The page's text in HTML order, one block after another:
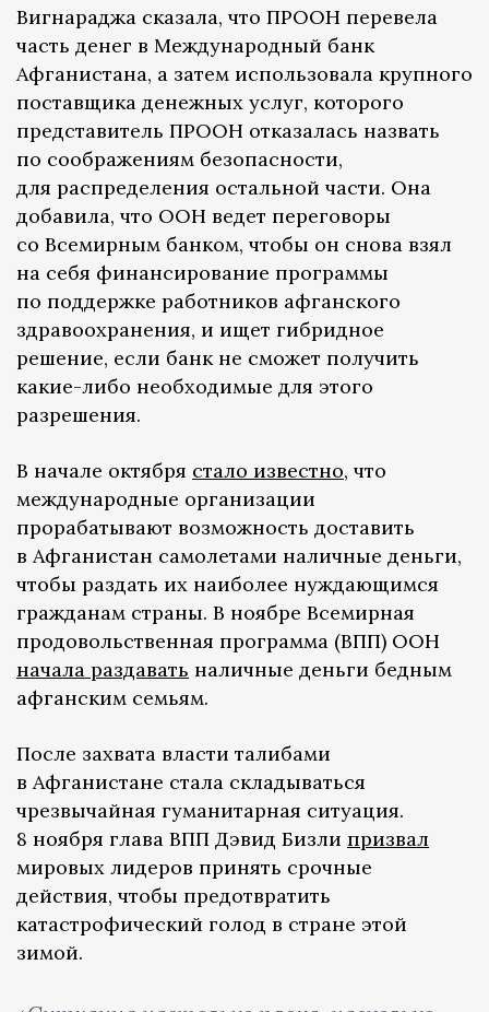
Вигнараджа сказала, что ПРООН перевела
часть денег в Международный банк
Афганистана, а затем использовала крупного
поставщика денежных услуг, которого
представитель ПРООН отказалась назвать
по соображениям безопасности,
для распределения остальной части. Она
добавила, что ООН ведет переговоры
со Всемирным банком, чтобы он снова взял
на себя финансирование программы
по поддержке работников афганского
здравоохранения, и ищет гибридное
решение, если банк не сможет получить
какие-либо необходимые для этого
разрешения.
В начале октября стало известно, что
международные организации
прорабатывают возможность доставить
в Афганистан самолетами наличные деньги,
чтобы раздать их наиболее нуждающимся
гражданам страны. В ноябре Всемирная
продовольственная программа (ВПП) ООН
начала раздавать наличные деньги бедным
афганским семьям.
После захвата власти талибами
в Афганистане стала складываться
чрезвычайная гуманитарная ситуация.
8 ноября глава ВПП Дэвид Бизли призвал
мировых лидеров принять срочные
действия, чтобы предотвратить
катастрофический голод в стране этой
зимой.